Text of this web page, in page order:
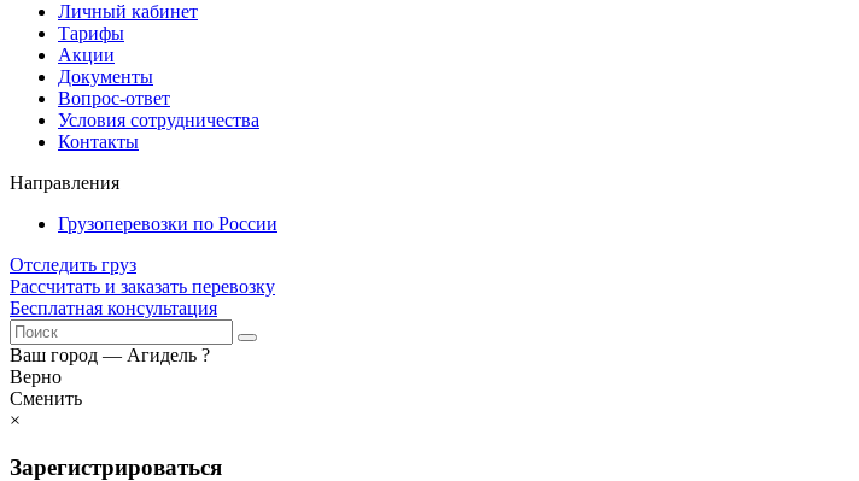
Личный кабинет
Тарифы
Акции
Документы
Вопрос-ответ
Условия сотрудничества
Контакты
Направления
Грузоперевозки по России
Отследить груз
Рассчитать и заказать перевозку
Бесплатная консультация
Ваш город — Агидель ?
Верно
Сменить
×
Зарегистрироваться